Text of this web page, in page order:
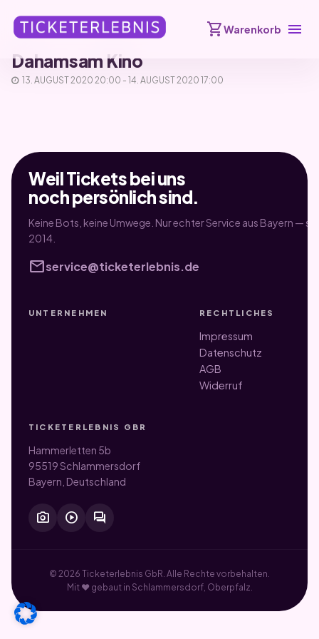
shopping_cartWarenkorb menu
Dahamsam Kino
13. AUGUST 2020 20:00 - 14. AUGUST 2020 17:00
Weil Tickets bei uns
noch persönlich sind.
Keine Bots, keine Umwege. Nur echter Service aus Bayern —
2014.
mailservice@ticketerlebnis.de
UNTERNEHMEN RECHTLICHES
Impressum
Datenschutz
AGB
Widerruf
TICKETERLEBNIS GBR
Hammerletten 5b
95519 Schlammersdorf
Bayern, Deutschland
photo_camera play_circle forum
© 2026 Ticketerlebnis GbR. Alle Rechte vorbehalten.
Mit ♥ gebaut in Schlammersdorf, Oberpfalz.